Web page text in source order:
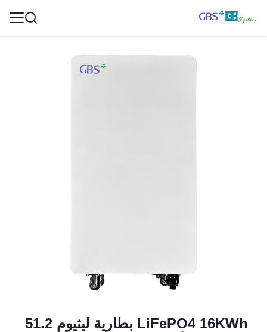
LiFePO4 16KWh بطارية ليثيوم 51.2